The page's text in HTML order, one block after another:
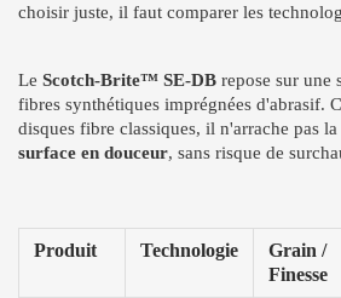
choisir juste, il faut comparer les
Le Scotch-Brite™ SE-DB repose sur une
fibres synthétiques imprégnées d'abrasif.
disques fibre classiques, il n'arrache pas
surface en douceur, sans risque de
Produit Technologie
Grain /
Finesse